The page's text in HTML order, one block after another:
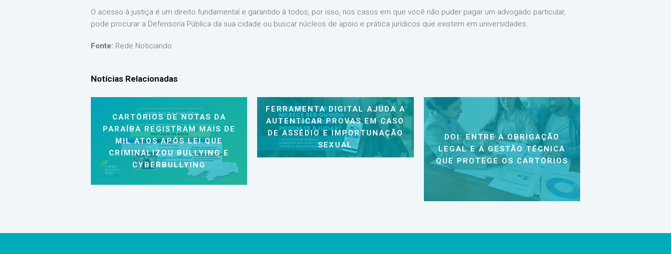
O acesso à justiça é um direito fundamental e garantido à todos, por isso, nos casos em que você não puder pagar um advogado particular,
pode procurar a Defensoria Pública da sua cidade ou buscar núcleos de apoio e prática jurídicos que existem em universidades.
Fonte: Rede Noticiando
Notícias Relacionadas
CARTÓRIOS DE NOTAS DA
PARAÍBA REGISTRAM MAIS DE
MIL ATOS APÓS LEI QUE
CRIMINALIZOU BULLYING E
CYBERBULLYING
FERRAMENTA DIGITAL AJUDA A
AUTENTICAR PROVAS EM CASO
DE ASSÉDIO E IMPORTUNAÇÃO
SEXUAL
DOI: ENTRE A OBRIGAÇÃO
LEGAL E A GESTÃO TÉCNICA
QUE PROTEGE OS CARTÓRIOS